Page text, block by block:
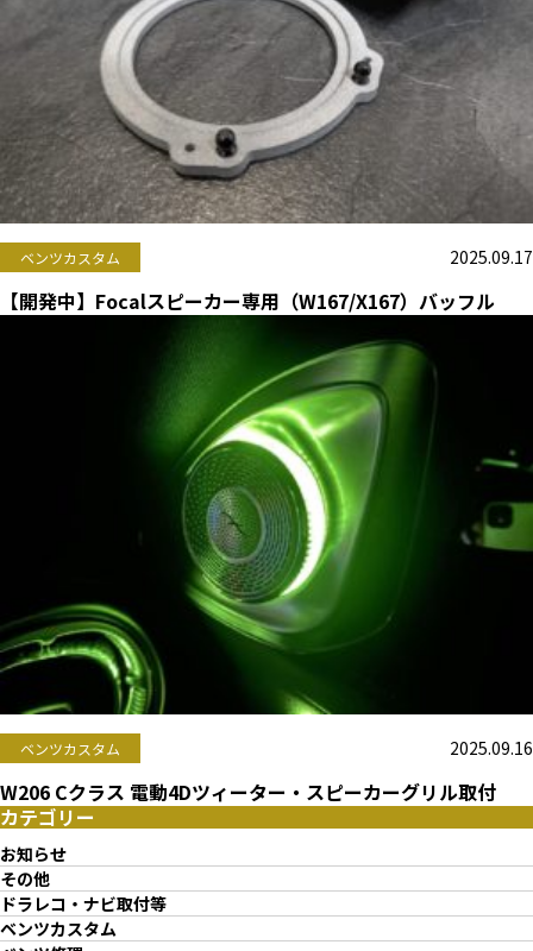
ベンツカスタム 2025.09.17
【開発中】Focalスピーカー専用（W167/X167）バッフル
ベンツカスタム 2025.09.16
W206 Cクラス 電動4Dツィーター・スピーカーグリル取付
カテゴリー
お知らせ
その他
ドラレコ・ナビ取付等
ベンツカスタム